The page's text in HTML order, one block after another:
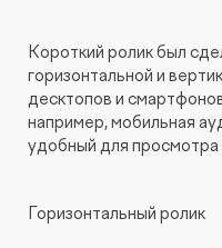
Короткий ролик был
горизонтальной и
десктопов и
например, мобильная
удобный для
Горизонтальный ролик